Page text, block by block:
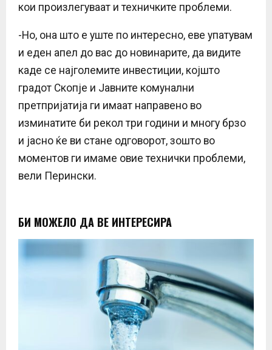
кои произлегуваат и техничките проблеми.
-Но, она што е уште по интересно, еве упатувам
и еден апел до вас до новинарите, да видите
каде се најголемите инвестиции, којшто
градот Скопје и Јавните комунални
претпријатија ги имаат направено во
изминатите би рекол три години и многу брзо
и јасно ќе ви стане одговорот, зошто во
моментов ги имаме овие технички проблеми,
вели Перински.
БИ МОЖЕЛО ДА ВЕ ИНТЕРЕСИРА